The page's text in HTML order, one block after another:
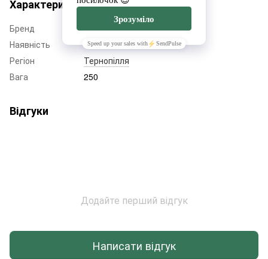
Характеристики
Бренд
Pasta Mi Casa
Наявність
Немає в наявності
Регіон
Тернопілля
Вага
250
Відгуки
Додайте перший відгук
Написати відгук